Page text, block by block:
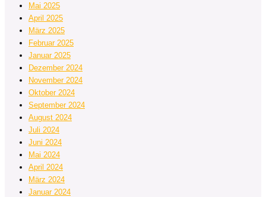
Mai 2025
April 2025
März 2025
Februar 2025
Januar 2025
Dezember 2024
November 2024
Oktober 2024
September 2024
August 2024
Juli 2024
Juni 2024
Mai 2024
April 2024
März 2024
Januar 2024